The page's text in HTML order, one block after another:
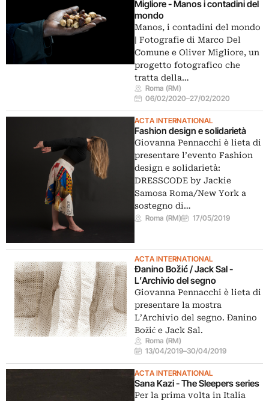
Migliore - Manos i contadini del
mondo
Manos, i contadini del mondo
| Fotografie di Marco Del
Comune e Oliver Migliore, un
progetto fotografico che
tratta della…
Roma (RM)
06/02/2020–27/02/2020
ACTA INTERNATIONAL
Fashion design e solidarietà
Giovanna Pennacchi è lieta di
presentare l’evento Fashion
design e solidarietà:
DRESSCODE by Jackie
Samosa Roma/New York a
sostegno di…
Roma (RM) 17/05/2019
ACTA INTERNATIONAL
Đanino Božić / Jack Sal -
L’Archivio del segno
Giovanna Pennacchi è lieta di
presentare la mostra
L’Archivio del segno. Đanino
Božić e Jack Sal.
Roma (RM)
13/04/2019–30/04/2019
ACTA INTERNATIONAL
Sana Kazi - The Sleepers series
Per la prima volta in Italia